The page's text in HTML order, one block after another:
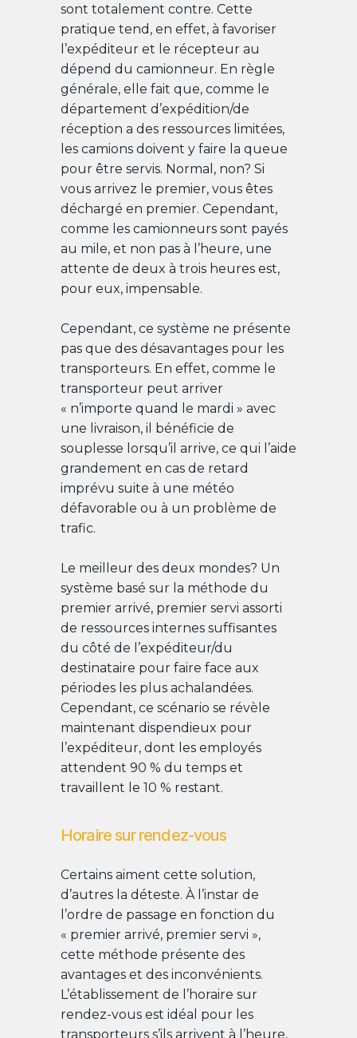
sont totalement contre. Cette
pratique tend, en effet, à favoriser
l’expéditeur et le récepteur au
dépend du camionneur. En règle
générale, elle fait que, comme le
département d’expédition/de
réception a des ressources limitées,
les camions doivent y faire la queue
pour être servis. Normal, non? Si
vous arrivez le premier, vous êtes
déchargé en premier. Cependant,
comme les camionneurs sont payés
au mile, et non pas à l’heure, une
attente de deux à trois heures est,
pour eux, impensable.
Cependant, ce système ne présente
pas que des désavantages pour les
transporteurs. En effet, comme le
transporteur peut arriver
« n’importe quand le mardi » avec
une livraison, il bénéficie de
souplesse lorsqu’il arrive, ce qui l’aide
grandement en cas de retard
imprévu suite à une météo
défavorable ou à un problème de
trafic.
Le meilleur des deux mondes? Un
système basé sur la méthode du
premier arrivé, premier servi assorti
de ressources internes suffisantes
du côté de l’expéditeur/du
destinataire pour faire face aux
périodes les plus achalandées.
Cependant, ce scénario se révèle
maintenant dispendieux pour
l’expéditeur, dont les employés
attendent 90 % du temps et
travaillent le 10 % restant.
Horaire sur rendez-vous
Certains aiment cette solution,
d’autres la déteste. À l’instar de
l’ordre de passage en fonction du
« premier arrivé, premier servi »,
cette méthode présente des
avantages et des inconvénients.
L’établissement de l’horaire sur
rendez-vous est idéal pour les
transporteurs s’ils arrivent à l’heure,